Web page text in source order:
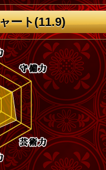
ート(11.9)